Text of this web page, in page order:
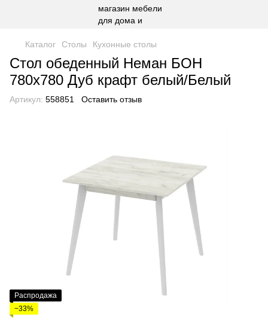
Каталог Столы Кухонные столы
Стол обеденный Неман БОН
780х780 Дуб крафт белый/Белый
Артикул: 558851 Оставить отзыв
Распродажа
−33%